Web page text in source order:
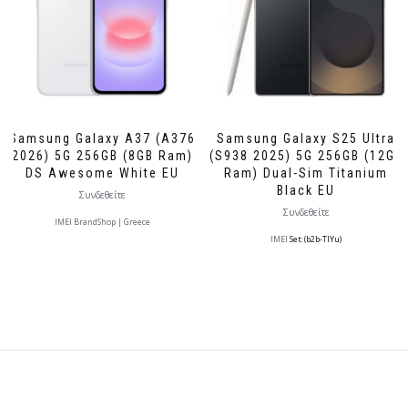
Samsung Galaxy A37 (A376
2026) 5G 256GB (8GB Ram)
DS Awesome White EU
Συνδεθείτε
IMEI BrandShop | Greece
Samsung Galaxy S25 Ultra
(S938 2025) 5G 256GB (12GB
Ram) Dual-Sim Titanium
Black EU
Συνδεθείτε
IMEI Set: (b2b-TlYu)